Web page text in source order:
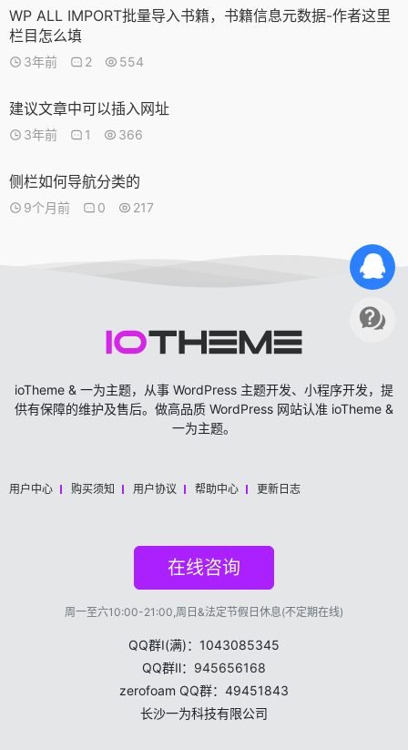
WP ALL IMPORT批量导入书籍，书籍信息元数据-作者这里
栏目怎么填
3年前 2 554
建议文章中可以插入网址
3年前 1 366
侧栏如何导航分类的
9个月前 0 217
ioTheme & 一为主题，从事 WordPress 主题开发、小程序开发，提
供有保障的维护及售后。做高品质 WordPress 网站认准 ioTheme &
一为主题。
用户中心 购买须知 用户协议 帮助中心 更新日志
在线咨询
周一至六10:00-21:00,周日&法定节假日休息(不定期在线)
QQ群Ⅰ(满)：1043085345
QQ群Ⅱ： 945656168
zerofoam QQ群：49451843
长沙一为科技有限公司